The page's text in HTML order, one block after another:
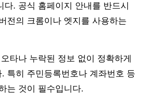
다. 공식 홈페이지 안내를 반드시
전의 크롬이나 엣지를 사용하는
타나 누락된 정보 없이 정확하게
특히 주민등록번호나 계좌번호 등
는 것이 필수입니다.